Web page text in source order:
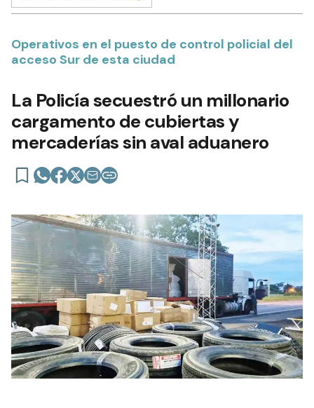
Operativos en el puesto de control policial del
acceso Sur de esta ciudad
La Policía secuestró un millonario
cargamento de cubiertas y
mercaderías sin aval aduanero